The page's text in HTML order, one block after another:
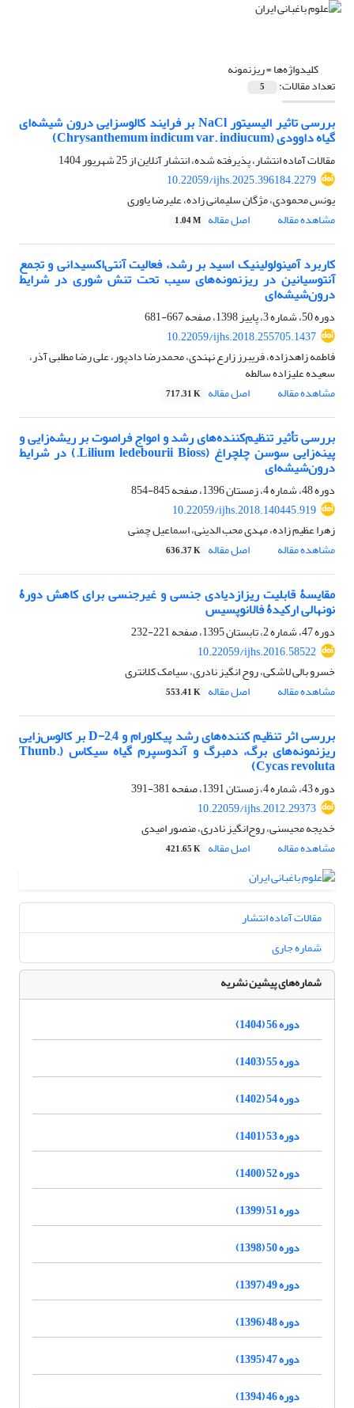
کلیدواژه‌ها =ریزنمونه
تعداد مقالات: 5
بررسی تاثیر الیسیتور NaCl بر فرایند کالوس‎زایی درون شیشه‌ای
گیاه داوودی (Chrysanthemum indicum var. indiucum)
مقالات آماده انتشار، پذیرفته شده، انتشار آنلاین از25 شهریور 1404
10.22059/ijhs.2025.396184.2279
یونس محمودی، مژگان سلیمانی زاده، علیرضا یاوری
مشاهده مقاله
اصل مقاله 1.04 M
کاربرد آمینولولینیک اسید بر رشد، فعالیت آنتی‌اکسیدانی و تجمع
آنتوسیانین در ریزنمونه‌های سیب تحت تنش شوری در شرایط
درون‌شیشه‌ای
دوره 50، شماره 3، پاییز 1398، صفحه
667-681
10.22059/ijhs.2018.255705.1437
فاطمه زاهدزاده، فریبرز زارع نهندی، محمدرضا دادپور، علی رضا مطلبی آذر،
سعیده علیزاده سالطه
مشاهده مقاله
اصل مقاله 717.31 K
بررسی تأثیر تنظیم‌کننده‌های رشد و امواج فراصوت بر ریشه‌زایی و
پینه‌زایی سوسن چلچراغ (Lilium ledebourii Bioss.) در شرایط
درون‌شیشه‌ای
دوره 48، شماره 4، زمستان 1396، صفحه
845-854
10.22059/ijhs.2018.140445.919
زهرا عظیم زاده، مهدی محب الدینی، اسماعیل چمنی
مشاهده مقاله
اصل مقاله 636.37 K
مقایسۀ قابلیت ریزازدیادی جنسی و غیرجنسی برای کاهش دورۀ
نونهالی ارکیدۀ فالانوپسیس
دوره 47، شماره 2، تابستان 1395، صفحه
221-232
10.22059/ijhs.2016.58522
خسرو بالی لاشکی، روح انگیز نادری، سیامک کلانتری
مشاهده مقاله
اصل مقاله 553.41 K
بررسی اثر تنظیم کننده‌های رشد پیکلورام و 2,4-D بر کالوس‌زایی
ریزنمونه‌های برگ، دمبرگ و آندوسپرم گیاه سیکاس (Thunb.
Cycas revoluta)
دوره 43، شماره 4، زمستان 1391، صفحه
381-391
10.22059/ijhs.2012.29373
خدیجه محیسنی، روح‌انگیز نادری، منصور امیدی
مشاهده مقاله
اصل مقاله 421.65 K
مقالات آماده انتشار
شماره جاری
شماره‌های پیشین نشریه
دوره 56 (1404)
دوره 55 (1403)
دوره 54 (1402)
دوره 53 (1401)
دوره 52 (1400)
دوره 51 (1399)
دوره 50 (1398)
دوره 49 (1397)
دوره 48 (1396)
دوره 47 (1395)
دوره 46 (1394)